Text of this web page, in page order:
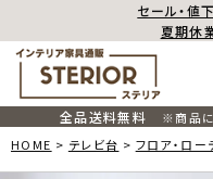
セール・値
夏期休
全品送料無料
※商品に
HOME
テレビ台 フロア・ロー